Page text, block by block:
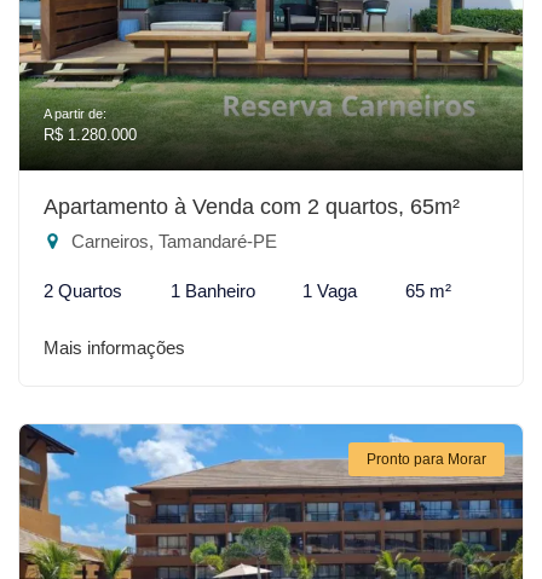
A partir de:
R$ 1.280.000
Apartamento à Venda com 2 quartos, 65m²
Carneiros, Tamandaré-PE
2 Quartos 1 Banheiro 1 Vaga 65 m²
Mais informações
Pronto para Morar